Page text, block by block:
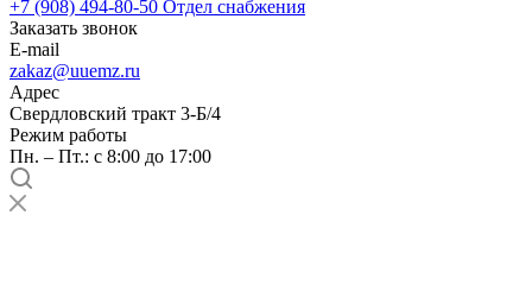
+7 (908) 494-80-50 Отдел снабжения
Заказать звонок
E-mail
zakaz@uuemz.ru
Адрес
Свердловский тракт 3-Б/4
Режим работы
Пн. – Пт.: с 8:00 до 17:00